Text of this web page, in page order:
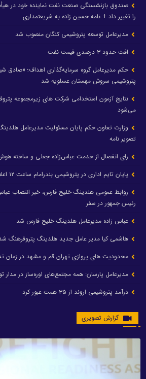
صندوق بازنشستگی صنعت نفت نماینده خود در
را تغییر داد + نامه حسین زاده به شریعتمداری
مدیرعامل توسعه پتروشیمی کنگان منصوب شد
افت حدود ۳ درصدی قیمت نفت
حکم مدیرعامل گروه سرمایه‌گذاری اهداف؛ «صادق
پتروشیمی سروش مهستان عسلویه شد
می‌شود
وزارت تعاون حکم پایان مسئولیت مدیرعامل
تصویر نامه
رای انفصال از خدمت عباس‌زاده جعلی و ساخته
پایان تایم اداری در پتروشیمی بندرامام ساعت ۱۲ اعلام شد
روابط عمومی هلدینگ خلیج فارس، خبر انتصاب
رئیس جمهور در سفر
عباس زاده مدیرعامل هلدینگ خلیج فارس شد
هاشمی کیا مدیر عامل جدید هلدینگ پتروفرهنگ
محدودیت های پروازی تهران قم و مشهد در زمان
مدیرعامل پارسان: همه مجتمع‌های اوره‌ساز در مدار
درآمد پتروشیمی اروند از ۳۵ همت عبور کرد
گزارش تصویری